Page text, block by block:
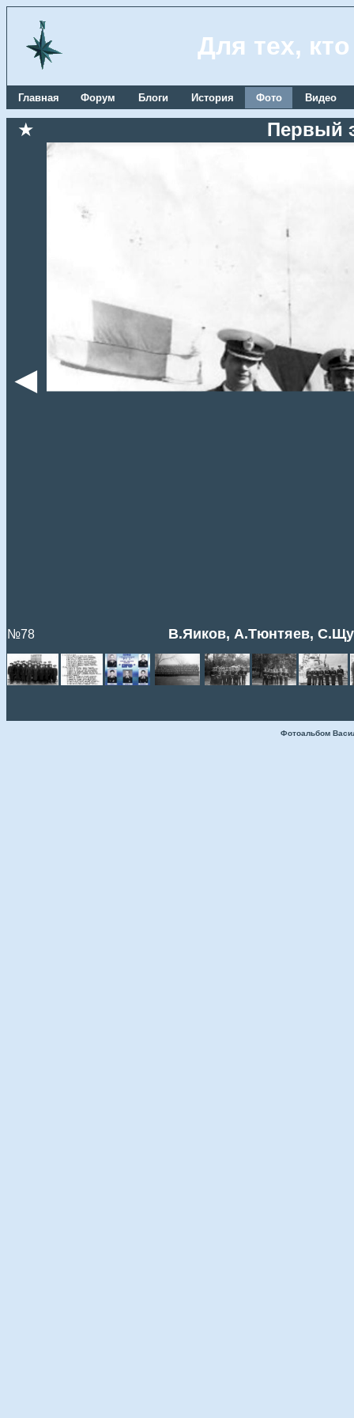
Для тех,
Главная Форум Блоги История Фото Видео
★ Первый
◄
№78 В.Яиков, А.Тюнтяев,
Фотоальбом